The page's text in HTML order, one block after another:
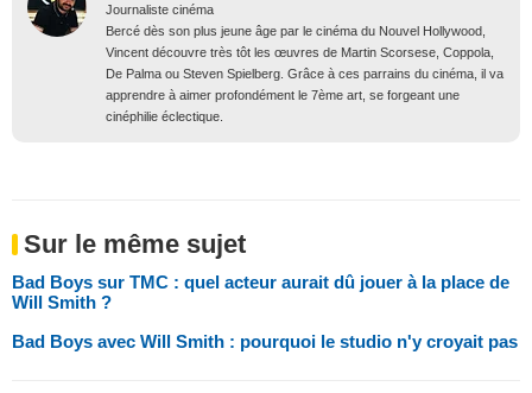
Journaliste cinéma
Bercé dès son plus jeune âge par le cinéma du Nouvel Hollywood,
Vincent découvre très tôt les œuvres de Martin Scorsese, Coppola,
De Palma ou Steven Spielberg. Grâce à ces parrains du cinéma, il va
apprendre à aimer profondément le 7ème art, se forgeant une
cinéphilie éclectique.
Sur le même sujet
Bad Boys sur TMC : quel acteur aurait dû jouer à la place de
Will Smith ?
Bad Boys avec Will Smith : pourquoi le studio n'y croyait pas